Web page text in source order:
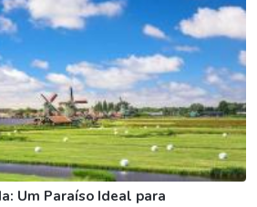
Um Paraíso Ideal para